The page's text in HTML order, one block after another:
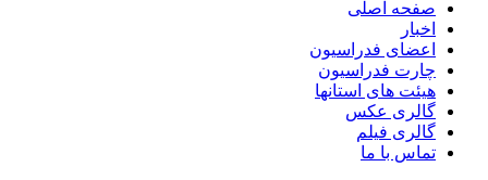
صفحه اصلی
اخبار
اعضای فدراسیون
چارت فدراسیون
هیئت های استانها
گالری عکس
گالری فیلم
تماس با ما